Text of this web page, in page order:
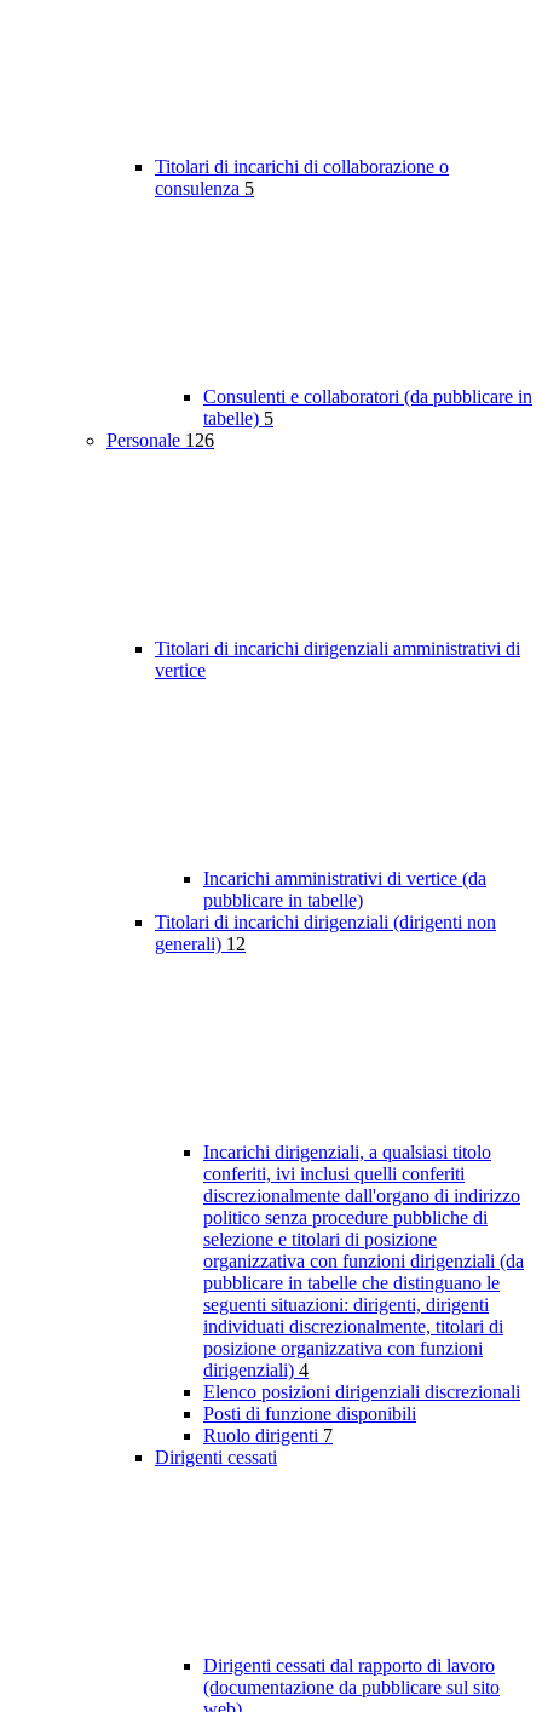
Titolari di incarichi di collaborazione o
consulenza 5
Consulenti e collaboratori (da pubblicare in
tabelle) 5
Personale 126
Titolari di incarichi dirigenziali amministrativi di
vertice
Incarichi amministrativi di vertice (da
pubblicare in tabelle)
Titolari di incarichi dirigenziali (dirigenti non
generali) 12
Incarichi dirigenziali, a qualsiasi titolo
conferiti, ivi inclusi quelli conferiti
discrezionalmente dall'organo di indirizzo
politico senza procedure pubbliche di
selezione e titolari di posizione
organizzativa con funzioni dirigenziali (da
pubblicare in tabelle che distinguano le
seguenti situazioni: dirigenti, dirigenti
individuati discrezionalmente, titolari di
posizione organizzativa con funzioni
dirigenziali) 4
Elenco posizioni dirigenziali discrezionali
Posti di funzione disponibili
Ruolo dirigenti 7
Dirigenti cessati
Dirigenti cessati dal rapporto di lavoro
(documentazione da pubblicare sul sito